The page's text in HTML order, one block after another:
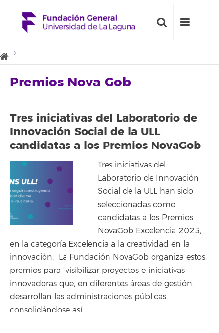
Premios Nova Gob
Tres iniciativas del Laboratorio de
Innovación Social de la ULL
candidatas a los Premios NovaGob
Tres iniciativas del
Laboratorio de Innovación
Social de la ULL han sido
seleccionadas como
candidatas a los Premios
NovaGob Excelencia 2023,
en la categoría Excelencia a la creatividad en la
innovación. La Fundación NovaGob organiza estos
premios para “visibilizar proyectos e iniciativas
innovadoras que, en diferentes áreas de gestión,
desarrollan las administraciones públicas,
consolidándose así...